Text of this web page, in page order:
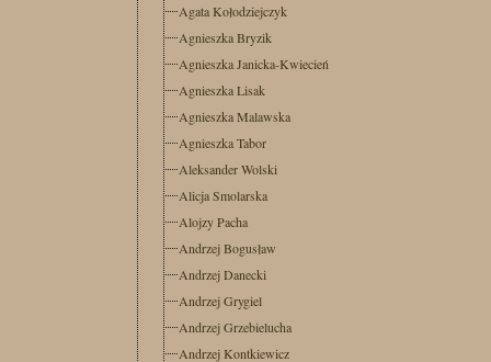
Agata Kołodziejczyk
Agnieszka Bryzik
Agnieszka Janicka-Kwiecień
Agnieszka Lisak
Agnieszka Malawska
Agnieszka Tabor
Aleksander Wolski
Alicja Smolarska
Alojzy Pacha
Andrzej Bogusław
Andrzej Danecki
Andrzej Grygiel
Andrzej Grzebielucha
Andrzej Kontkiewicz